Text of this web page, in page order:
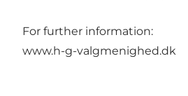
For further information:
www.h-g-valgmenighed.dk